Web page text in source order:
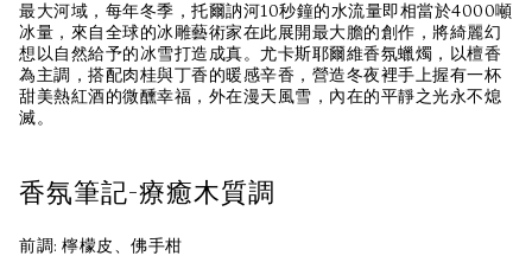
最大河域，每年冬季，托爾訥河10秒鐘的水流量即相當於4000噸
冰量，來自全球的冰雕藝術家在此展開最大膽的創作，將綺麗幻
想以自然給予的冰雪打造成真。尤卡斯耶爾維香氛蠟燭，以檀香
為主調，搭配肉桂與丁香的暖感辛香，營造冬夜裡手上握有一杯
甜美熱紅酒的微醺幸福，外在漫天風雪，內在的平靜之光永不熄
滅。
香氛筆記-療癒木質調
前調: 檸檬皮、佛手柑